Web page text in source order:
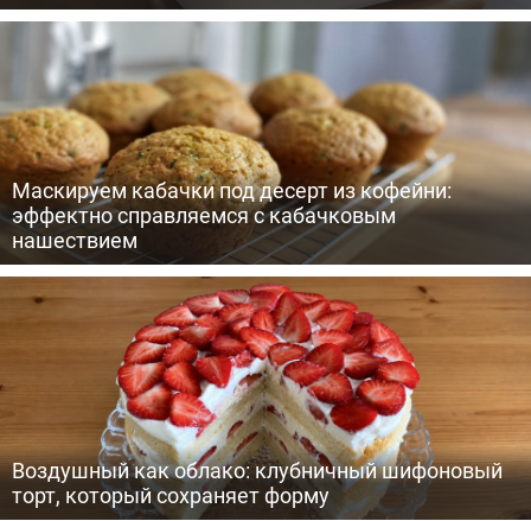
Маскируем кабачки под десерт из кофейни:
эффектно справляемся с кабачковым
нашествием
Воздушный как облако: клубничный шифоновый
торт, который сохраняет форму